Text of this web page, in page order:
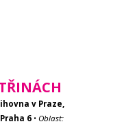
v Praze,
6 • Oblast: